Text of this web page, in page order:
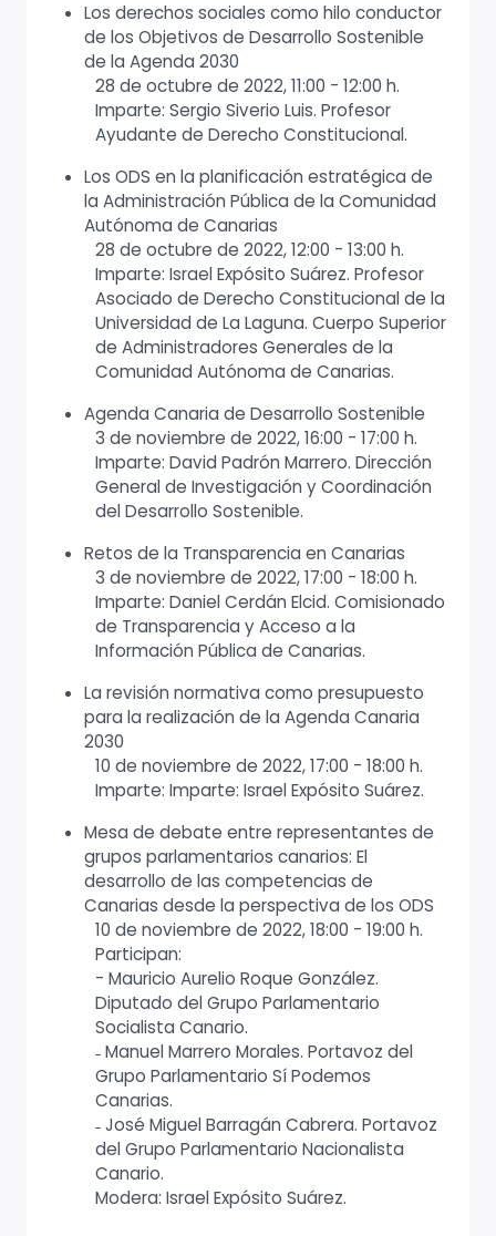
Los derechos sociales como hilo conductor
de los Objetivos de Desarrollo Sostenible
de la Agenda 2030
28 de octubre de 2022, 11:00 - 12:00 h.
Imparte: Sergio Siverio Luis. Profesor
Ayudante de Derecho Constitucional.
Los ODS en la planificación estratégica de
la Administración Pública de la Comunidad
Autónoma de Canarias
28 de octubre de 2022, 12:00 - 13:00 h.
Imparte: Israel Expósito Suárez. Profesor
Asociado de Derecho Constitucional de la
Universidad de La Laguna. Cuerpo Superior
de Administradores Generales de la
Comunidad Autónoma de Canarias.
Agenda Canaria de Desarrollo Sostenible
3 de noviembre de 2022, 16:00 - 17:00 h.
Imparte: David Padrón Marrero. Dirección
General de Investigación y Coordinación
del Desarrollo Sostenible.
Retos de la Transparencia en Canarias
3 de noviembre de 2022, 17:00 - 18:00 h.
Imparte: Daniel Cerdán Elcid. Comisionado
de Transparencia y Acceso a la
Información Pública de Canarias.
La revisión normativa como presupuesto
para la realización de la Agenda Canaria
2030
10 de noviembre de 2022, 17:00 - 18:00 h.
Imparte: Imparte: Israel Expósito Suárez.
Mesa de debate entre representantes de
grupos parlamentarios canarios: El
desarrollo de las competencias de
Canarias desde la perspectiva de los ODS
10 de noviembre de 2022, 18:00 - 19:00 h.
Participan:
- Mauricio Aurelio Roque González.
Diputado del Grupo Parlamentario
Socialista Canario.
˗ Manuel Marrero Morales. Portavoz del
Grupo Parlamentario Sí Podemos
Canarias.
˗ José Miguel Barragán Cabrera. Portavoz
del Grupo Parlamentario Nacionalista
Canario.
Modera: Israel Expósito Suárez.